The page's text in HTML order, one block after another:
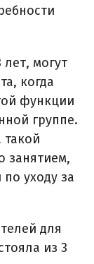
могут
когда
функции
группе.
такой
занятием,
уходу за
для
из 3